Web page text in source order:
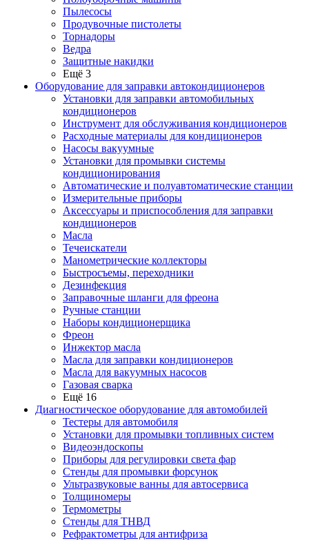
Пылесосы
Продувочные пистолеты
Торнадоры
Ведра
Защитные накидки
Ещё 3
Оборудование для заправки автокондиционеров
Установки для заправки автомобильных
кондиционеров
Инструмент для обслуживания кондиционеров
Расходные материалы для кондиционеров
Насосы вакуумные
Установки для промывки системы
кондиционирования
Автоматические и полуавтоматические станции
Измерительные приборы
Аксессуары и приспособления для заправки
кондиционеров
Масла
Течеискатели
Манометрические коллекторы
Быстросъемы, переходники
Дезинфекция
Заправочные шланги для фреона
Ручные станции
Наборы кондиционерщика
Фреон
Инжектор масла
Масла для заправки кондиционеров
Масла для вакуумных насосов
Газовая сварка
Ещё 16
Диагностическое оборудование для автомобилей
Тестеры для автомобиля
Установки для промывки топливных систем
Видеоэндоскопы
Приборы для регулировки света фар
Стенды для промывки форсунок
Ультразвуковые ванны для автосервиса
Толщиномеры
Термометры
Стенды для ТНВД
Рефрактометры для антифриза